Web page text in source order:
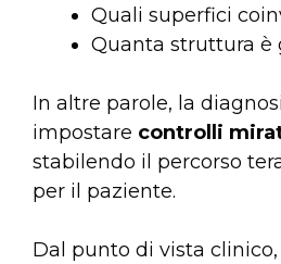
Quali superfici
Quanta struttura è
In altre parole, la
impostare controlli
stabilendo il percorso
per il paziente.
Dal punto di vista